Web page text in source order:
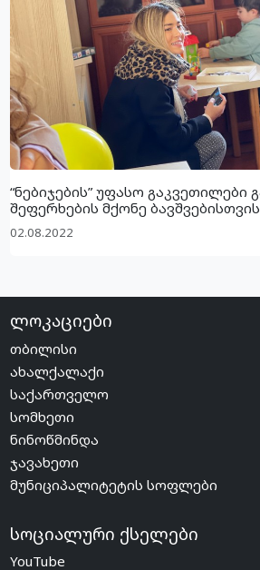
“ნებიჯების” უფასო გაკვეთილები
შეფერხების მქონე ბავშვებისთვის
02.08.2022
ლოკაციები
თბილისი
ახალქალაქი
საქართველო
სომხეთი
ნინოწმინდა
ჯავახეთი
მუნიციპალიტეტის სოფლები
სოციალური ქსელები
YouTube